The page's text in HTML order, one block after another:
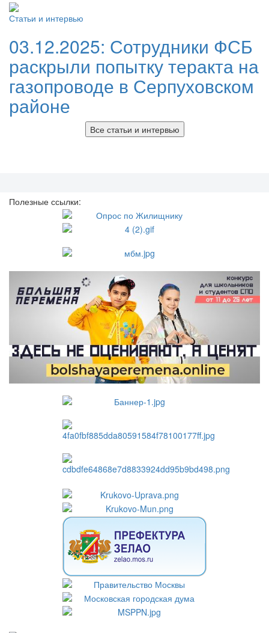
Статьи и интервью
03.12.2025: Сотрудники ФСБ
раскрыли попытку теракта на
газопроводе в Серпуховском
районе
Все статьи и интервью
Полезные ссылки: